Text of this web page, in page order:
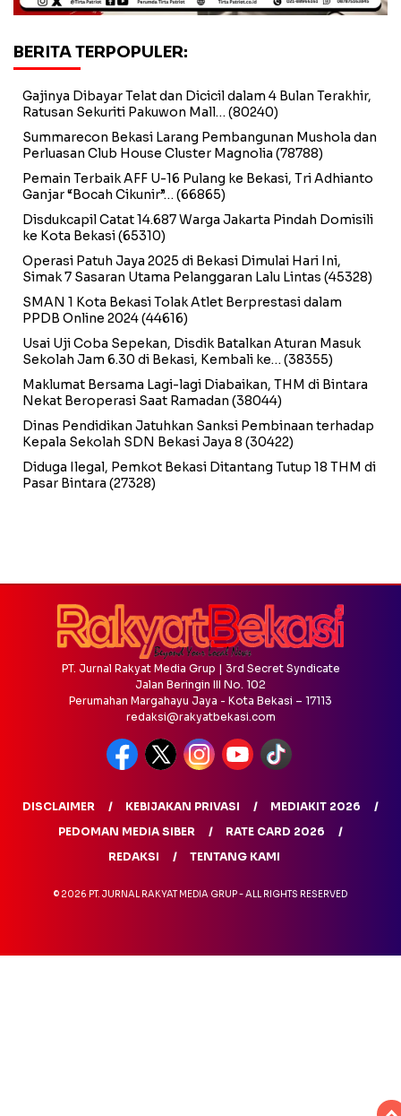
BERITA TERPOPULER:
Gajinya Dibayar Telat dan Dicicil dalam 4 Bulan Terakhir,
Ratusan Sekuriti Pakuwon Mall… (80240)
Summarecon Bekasi Larang Pembangunan Mushola dan
Perluasan Club House Cluster Magnolia (78788)
Pemain Terbaik AFF U-16 Pulang ke Bekasi, Tri Adhianto
Ganjar “Bocah Cikunir”… (66865)
Disdukcapil Catat 14.687 Warga Jakarta Pindah Domisili
ke Kota Bekasi(65310)
Operasi Patuh Jaya 2025 di Bekasi Dimulai Hari Ini,
Simak 7 Sasaran Utama Pelanggaran Lalu Lintas (45328)
SMAN 1 Kota Bekasi Tolak Atlet Berprestasi dalam
PPDB Online 2024(44616)
Usai Uji Coba Sepekan, Disdik Batalkan Aturan Masuk
Sekolah Jam 6.30 di Bekasi, Kembali ke… (38355)
Maklumat Bersama Lagi-lagi Diabaikan, THM di Bintara
Nekat Beroperasi Saat Ramadan (38044)
Dinas Pendidikan Jatuhkan Sanksi Pembinaan terhadap
Kepala Sekolah SDN Bekasi Jaya 8 (30422)
Diduga Ilegal, Pemkot Bekasi Ditantang Tutup 18 THM di
Pasar Bintara (27328)
PT. Jurnal Rakyat Media Grup | 3rd Secret Syndicate
Jalan Beringin III No. 102
Perumahan Margahayu Jaya - Kota Bekasi – 17113
redaksi@rakyatbekasi.com
DISCLAIMER KEBIJAKAN PRIVASI
MEDIAKIT 2026
PEDOMAN MEDIA SIBER
RATE CARD 2026
REDAKSI
TENTANG KAMI
© 2026 PT. JURNAL RAKYAT MEDIA GRUP - ALL RIGHTS RESERVED